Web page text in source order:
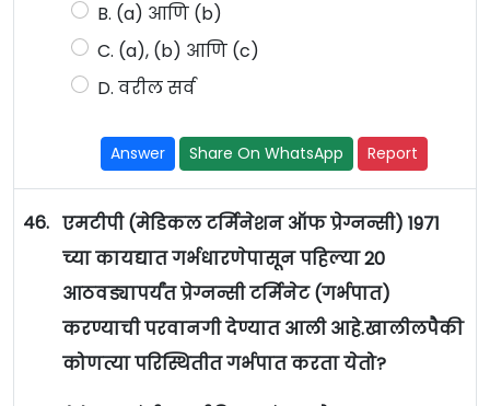
B. (a) आणि (b)
C. (a), (b) आणि (c)
D. वरील सर्व
Answer Share On WhatsApp Report
46. एमटीपी (मेडिकल टर्मिनेशन ऑफ प्रेग्नन्सी) 1971
च्या कायद्यात गर्भधारणेपासून पहिल्या 20
आठवड्यापर्यंत प्रेग्नन्सी टर्मिनेट (गर्भपात)
करण्याची परवानगी देण्यात आली आहे.खालीलपैकी
कोणत्या परिस्थितीत गर्भपात करता येतो?